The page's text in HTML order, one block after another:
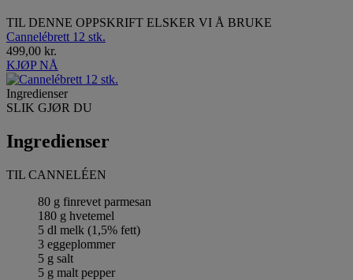
TIL DENNE OPPSKRIFT ELSKER VI Å BRUKE
Cannelébrett 12 stk.
499,00 kr.
KJØP NÅ
Ingredienser
SLIK GJØR DU
Ingredienser
TIL CANNELÉEN
80 g finrevet parmesan
180 g hvetemel
5 dl melk (1,5% fett)
3 eggeplommer
5 g salt
5 g malt pepper